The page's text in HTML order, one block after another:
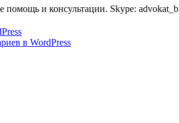
помощь и консультации. Skype: advokat_b
в WordPress